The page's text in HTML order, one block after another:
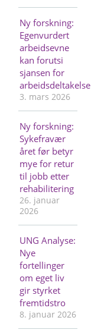
Ny forskning:
Egenvurdert
arbeidsevne
kan forutsi
sjansen for
arbeidsdeltakelse
3. mars 2026
Ny forskning:
Sykefravær
året før betyr
mye for retur
til jobb etter
rehabilitering
26. januar
2026
UNG Analyse:
Nye
fortellinger
om eget liv
gir styrket
fremtidstro
8. januar 2026